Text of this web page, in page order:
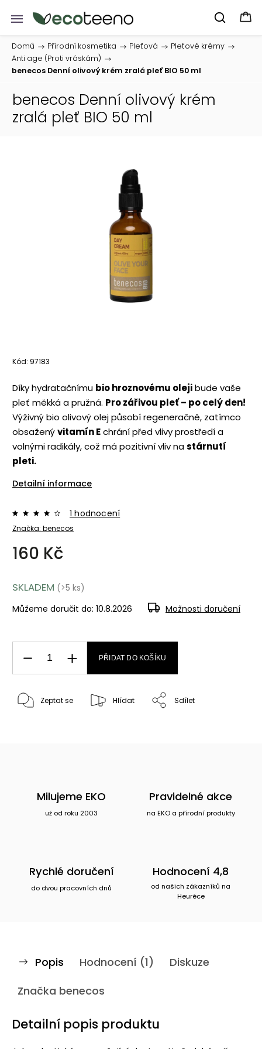
Domů / Přírodní kosmetika / Pleťová / Pleťové krémy /
Anti age (Proti vráskám) /
benecos Denní olivový krém zralá pleť BIO 50 ml
benecos Denní olivový krém
zralá pleť BIO 50 ml
Kód: 97183
Díky hydratačnímu bio hroznovému olejibude vaše
pleť měkká a pružná. Pro zářivou pleť – po celý den!
Výživný bio olivový olej působí regeneračně, zatímco
obsaženývitamín Echrání před vlivy prostředí a
volnými radikály, což má pozitivní vliv nastárnutí
pleti.
Detailní informace
Značka: benecos
1 hodnocení
160 Kč
SKLADEM (>5 ks)
Můžeme doručit do: 10.8.2026 Možnosti doručení
PŘIDAT DO KOŠÍKU
Zeptat se Hlídat Sdílet
Milujeme EKO
už od roku 2003
Pravidelné akce
na EKO a přírodní produkty
Rychlé doručení
do dvou pracovních dnů
Hodnocení 4,8
od našich zákazníků na
Heuréce
Popis Hodnocení (1)
Diskuze
Značka benecos
Detailní popis produktu